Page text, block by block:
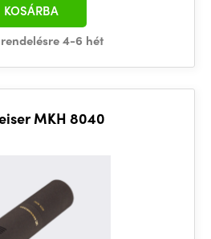
4-6 hét
KOSÁRBA
MKH 8040